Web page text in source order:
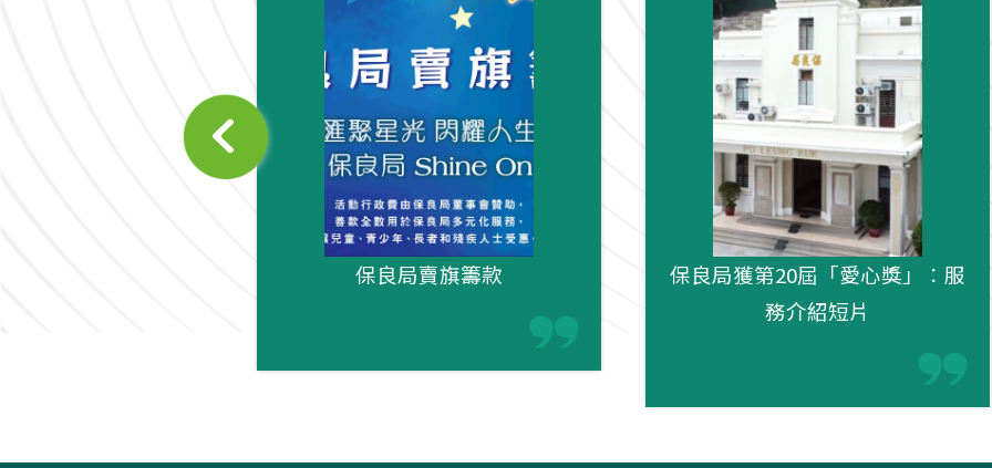
保良局賣旗籌款
保良局獲第20屆「愛心獎」︰服
務介紹短片